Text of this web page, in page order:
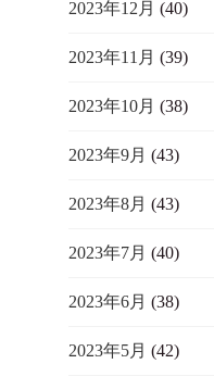
2023年12月 (40)
2023年11月 (39)
2023年10月 (38)
2023年9月 (43)
2023年8月 (43)
2023年7月 (40)
2023年6月 (38)
2023年5月 (42)